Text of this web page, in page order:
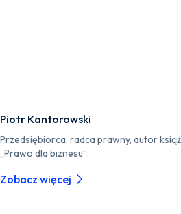
Piotr Kantorowski
Przedsiębiorca, radca prawny, autor
„Prawo dla biznesu”.
Zobacz więcej